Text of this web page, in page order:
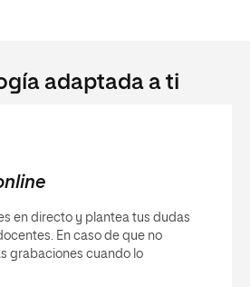
adaptada a ti
en directo y plantea tus dudas
En caso de que no
grabaciones cuando lo